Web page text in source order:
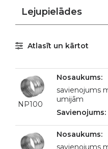
Lejupielādes
Atlasīt un kārtot
NP100
savienojums
umijām
savienojums